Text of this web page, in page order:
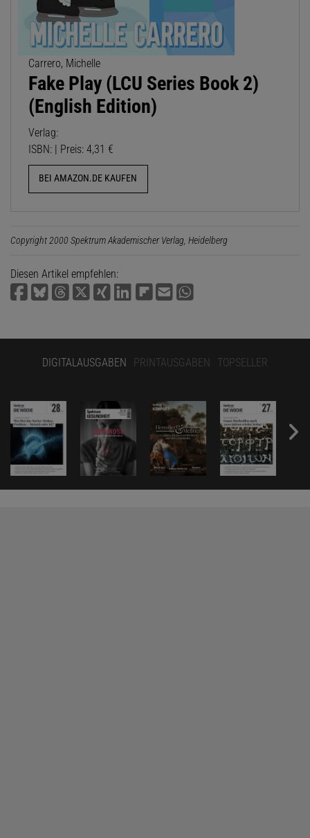
Carrero, Michelle
Fake Play (LCU Series Book 2)
(English Edition)
Verlag:
ISBN: | Preis: 4,31 €
BEI AMAZON.DE KAUFEN
Copyright 2000 Spektrum Akademischer Verlag, Heidelberg
Diesen Artikel empfehlen:
DIGITALAUSGABEN PRINTAUSGABEN TOPSELLER